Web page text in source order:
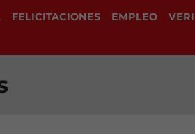
FELICITACIONES EMPLEO